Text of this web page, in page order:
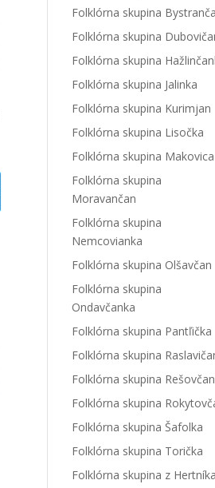
Folklórna skupina
Folklórna skupina
Folklórna skupina
Folklórna skupina Jalinka
Folklórna skupina Kurimjan
Folklórna skupina Lisočka
Folklórna skupina Makovica
Folklórna skupina
Moravančan
Folklórna skupina
Nemcovianka
Folklórna skupina Olšavčan
Folklórna skupina
Ondavčanka
Folklórna skupina Pantľička
Folklórna skupina
Folklórna skupina Rešovčan
Folklórna skupina
Folklórna skupina Šafolka
Folklórna skupina Torička
Folklórna skupina z Hertníka